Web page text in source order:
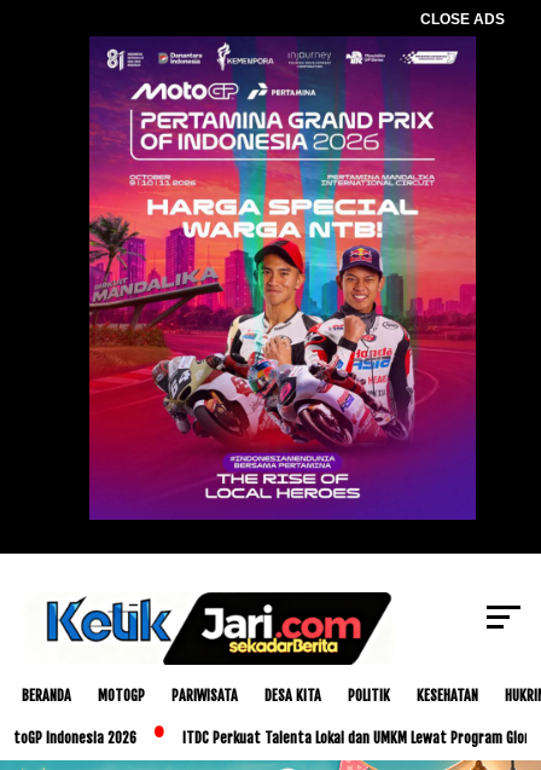
CLOSE ADS
BERANDA MOTOGP PARIWISATA DESA KITA POLITIK KESEHATAN
2026 ITDC Perkuat Talenta Lokal dan UMKM Lewat Program Glorious Golo